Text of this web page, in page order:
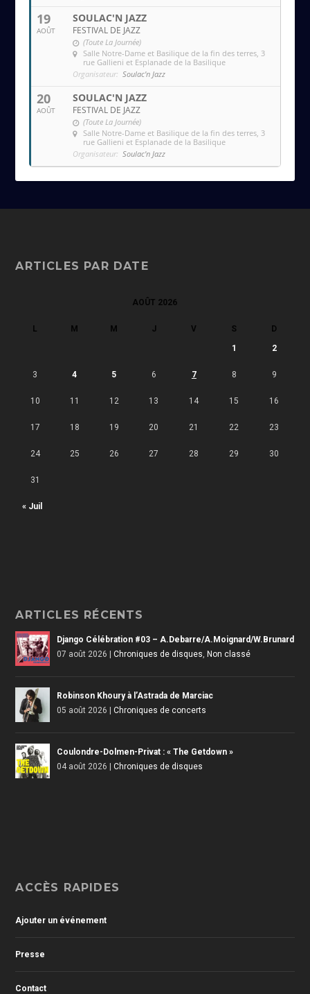
19
AOÛT
SOULAC'N JAZZ
FESTIVAL DE JAZZ
(Toute La Journée)
Salle Notre-Dame et Basilique de la fin des terres , 3
rue Gallieni et Esplanade de la Basilique
Organisateur: Soulac'n Jazz
20
AOÛT
SOULAC'N JAZZ
FESTIVAL DE JAZZ
(Toute La Journée)
Salle Notre-Dame et Basilique de la fin des terres , 3
rue Gallieni et Esplanade de la Basilique
Organisateur: Soulac'n Jazz
ARTICLES PAR DATE
AOÛT 2026
L M M J V S D
« Juil
1 2
3 4 5 6 7 8 9
10 11 12 13 14 15 16
17 18 19 20 21 22 23
24 25 26 27 28 29 30
31
ARTICLES RÉCENTS
Django Célébration #03 – A.Debarre/A.Moignard/W.Brunard
07 août 2026 |Chroniques de disques,Non classé
Robinson Khoury à l’Astrada de Marciac
05 août 2026 |Chroniques de concerts
Coulondre-Dolmen-Privat : « The Getdown »
04 août 2026 |Chroniques de disques
ACCÈS RAPIDES
Ajouter un événement
Presse
Contact